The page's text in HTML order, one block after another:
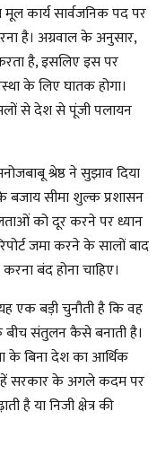
कार्य सार्वजनिक पद पर
है। अग्रवाल के अनुसार,
है, इसलिए इस पर
के लिए घातक होगा।
से देश से पूंजी पलायन
श्रेष्ठ ने सुझाव दिया
बजाय सीमा शुल्क प्रशासन
को दूर करने पर ध्यान
जमा करने के सालों बाद
बंद होना चाहिए।
एक बड़ी चुनौती है कि वह
बीच संतुलन कैसे बनाती है।
के बिना देश का आर्थिक
सरकार के अगले कदम पर
है या निजी क्षेत्र की